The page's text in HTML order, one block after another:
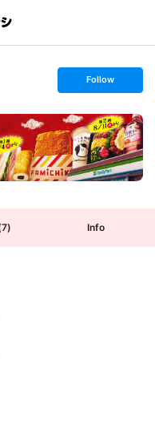
s
t
o
l
l
o
w
Follow
7) Info